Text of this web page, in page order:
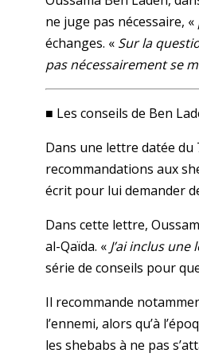
ne juge pas nécessaire, «
échanges. « Sur la
pas nécessairement se
■ Les conseils de Ben
Dans une lettre datée du
recommandations aux
écrit pour lui demander
Dans cette lettre,
al-Qaïda. « J’ai inclus
série de conseils pour
Il recommande
l’ennemi, alors qu’à
les shebabs à ne pas